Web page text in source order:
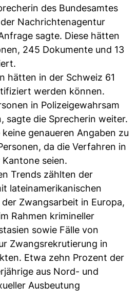
des Bundesamtes
Nachrichtenagentur
sagte. Diese hätten
245 Dokumente und 13
hätten in der Schweiz 61
werden können.
in Polizeigewahrsam
sagte die Sprecherin weiter.
genaueren Angaben zu
da die Verfahren in
seien.
Trends zählten der
lateinamerikanischen
Zwangsarbeit in Europa,
Rahmen krimineller
sowie Fälle von
Zwangsrekrutierung in
Etwa zehn Prozent der
aus Nord- und
Ausbeutung